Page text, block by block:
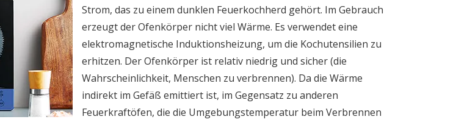
Strom, das zu einem dunklen Feuerkochherd gehört. Im Gebrauch
erzeugt der Ofenkörper nicht viel Wärme. Es verwendet eine
elektromagnetische Induktionsheizung, um die Kochutensilien zu
erhitzen. Der Ofenkörper ist relativ niedrig und sicher (die
Wahrscheinlichkeit, Menschen zu verbrennen). Da die Wärme
indirekt im Gefäß emittiert ist, im Gegensatz zu anderen
Feuerkraftöfen, die die Umgebungstemperatur beim Verbrennen